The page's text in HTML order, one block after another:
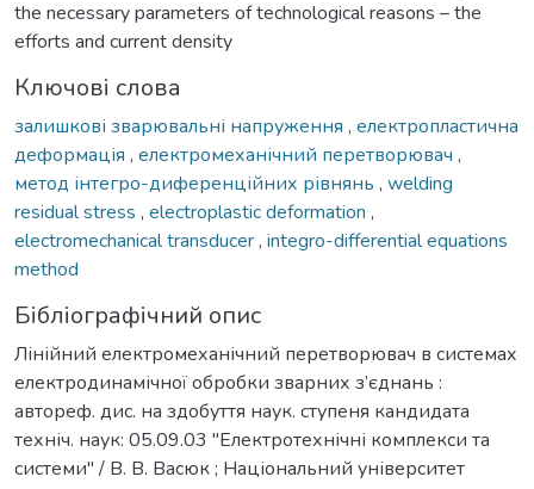
the necessary parameters of technological reasons – the
efforts and current density
Ключові слова
залишкові зварювальні напруження , електропластична
деформація , електромеханічний перетворювач ,
метод інтегро-диференційних рівнянь , welding
residual stress , electroplastic deformation ,
electromechanical transducer, integro-differential equations
method
Бібліографічний опис
Лінійний електромеханічний перетворювач в системах
електродинамічної обробки зварних з’єднань :
автореф. дис. на здобуття наук. ступеня кандидата
техніч. наук: 05.09.03 "Електротехнічні комплекси та
системи" / В. В. Васюк ; Національний університет